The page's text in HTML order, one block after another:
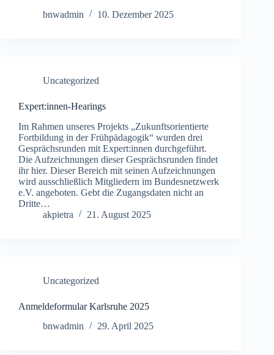
bnwadmin
10. Dezember 2025
Uncategorized
Expert:innen-Hearings
Im Rahmen unseres Projekts „Zukunftsorientierte
Fortbildung in der Frühpädagogik“ wurden drei
Gesprächsrunden mit Expert:innen durchgeführt.
Die Aufzeichnungen dieser Gesprächsrunden findet
ihr hier. Dieser Bereich mit seinen Aufzeichnungen
wird ausschließlich Mitgliedern im Bundesnetzwerk
e.V. angeboten. Gebt die Zugangsdaten nicht an
Dritte…
akpietra
21. August 2025
Uncategorized
Anmeldeformular Karlsruhe 2025
bnwadmin
29. April 2025